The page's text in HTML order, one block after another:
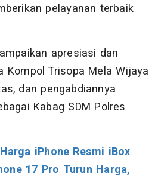
pelayanan terbaik
apresiasi dan
Kompol Trisopa Mela Wijaya
dan pengabdiannya
Kabag SDM Polres
iPhone Resmi iBox
17 Pro Turun Harga,